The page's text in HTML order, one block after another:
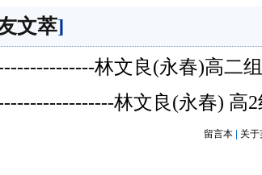
文萃]
林文良(永春)高二组
林文良(永春) 高2
留言本 关于